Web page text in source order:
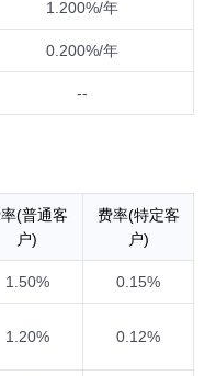
股指期货、国债期
本基金可以进行境外证
占
基金资产的20%，投资
基金资产的20%；每个
金后，保持不低于基金资
内的政府债券，其中，现
1.200%/年
0.200%/年
--
(普通客
户)
费率(特定客
户)
1.50% 0.15%
1.20% 0.12%